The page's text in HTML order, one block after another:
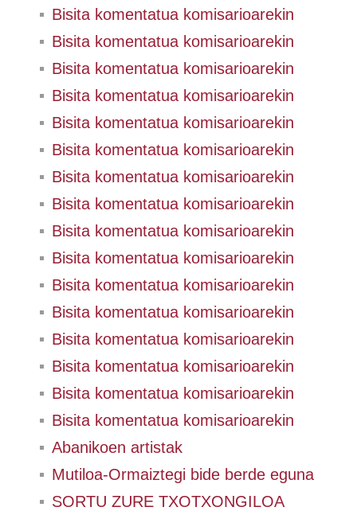
Bisita komentatua komisarioarekin
Bisita komentatua komisarioarekin
Bisita komentatua komisarioarekin
Bisita komentatua komisarioarekin
Bisita komentatua komisarioarekin
Bisita komentatua komisarioarekin
Bisita komentatua komisarioarekin
Bisita komentatua komisarioarekin
Bisita komentatua komisarioarekin
Bisita komentatua komisarioarekin
Bisita komentatua komisarioarekin
Bisita komentatua komisarioarekin
Bisita komentatua komisarioarekin
Bisita komentatua komisarioarekin
Bisita komentatua komisarioarekin
Bisita komentatua komisarioarekin
Abanikoen artistak
Mutiloa-Ormaiztegi bide berde eguna
SORTU ZURE TXOTXONGILOA